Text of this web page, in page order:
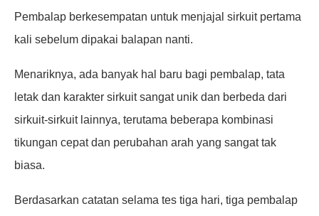
Pembalap berkesempatan untuk menjajal sirkuit pertama
kali sebelum dipakai balapan nanti.
Menariknya, ada banyak hal baru bagi pembalap, tata
letak dan karakter sirkuit sangat unik dan berbeda dari
sirkuit-sirkuit lainnya, terutama beberapa kombinasi
tikungan cepat dan perubahan arah yang sangat tak
biasa.
Berdasarkan catatan selama tes tiga hari, tiga pembalap